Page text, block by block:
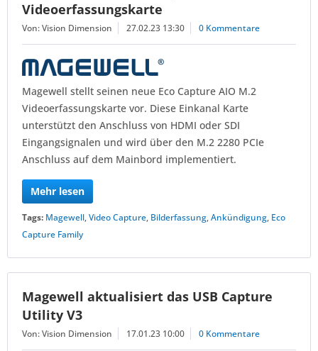
Videoerfassungskarte
Von: Vision Dimension 27.02.23 13:30 0 Kommentare
Magewell stellt seinen neue Eco Capture AIO M.2
Videoerfassungskarte vor. Diese Einkanal Karte
unterstützt den Anschluss von HDMI oder SDI
Eingangsignalen und wird über den M.2 2280 PCIe
Anschluss auf dem Mainbord implementiert.
Mehr lesen
Tags: Magewell,Video Capture, Bilderfassung,Ankündigung, Eco
Capture Family
Magewell aktualisiert das USB Capture
Utility V3
Von: Vision Dimension 17.01.23 10:00 0 Kommentare